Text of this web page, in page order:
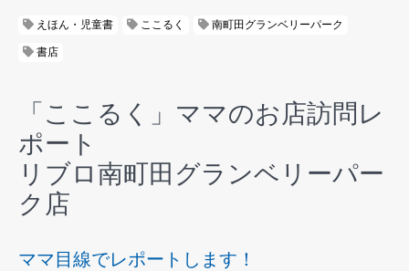
えほん・児童書 ここるく 南町田グランベリーパーク
書店
「ここるく」ママのお店訪問レ
ポート
リブロ南町田グランベリーパー
ク店
ママ目線でレポートします！